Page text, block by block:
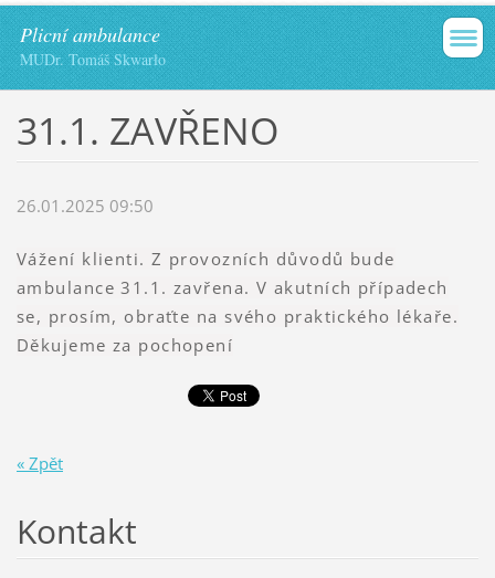
Plicní ambulance
MUDr. Tomáš Skwarło
31.1. ZAVŘENO
26.01.2025 09:50
Vážení klienti. Z provozních důvodů bude
ambulance 31.1. zavřena. V akutních případech
se, prosím, obraťte na svého praktického lékaře.
Děkujeme za pochopení
« Zpět
Kontakt